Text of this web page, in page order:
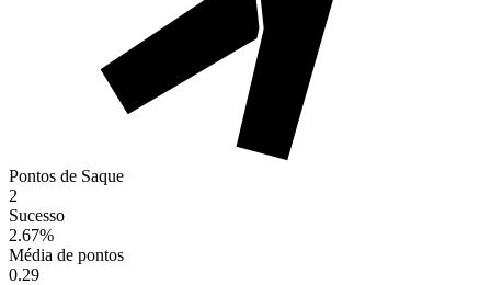
Pontos de Saque
2
Sucesso
2.67%
Média de pontos
0.29